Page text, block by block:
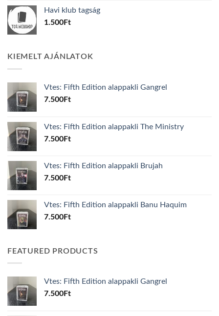
Havi klub tagság
1.500Ft
KIEMELT AJÁNLATOK
Vtes: Fifth Edition alappakli Gangrel
7.500Ft
Vtes: Fifth Edition alappakli The Ministry
7.500Ft
Vtes: Fifth Edition alappakli Brujah
7.500Ft
Vtes: Fifth Edition alappakli Banu Haquim
7.500Ft
FEATURED PRODUCTS
Vtes: Fifth Edition alappakli Gangrel
7.500Ft